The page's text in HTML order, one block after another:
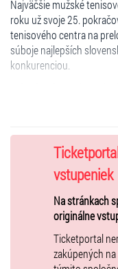
Najväčšie mužské
roku už svoje 25.
tenisového centra na
súboje najlepších
konkurenciou.
poprední slovenskí
Gombosa. Aj napriek
v Bratislave vždy šancu
generácie. Príkladom je
challengeri začínal v
hráčom, ktorý podujatie
raz, triumfoval hneď
Na bratislavskom
takmer 70 krajín sveta,
Severná a Južná
vstupeniek
Na stránkach
originálne
Ticketportal
zakúpených